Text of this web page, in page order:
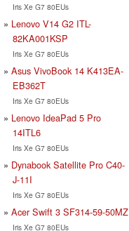
Iris Xe G7 80EUs
Lenovo V14 G2 ITL-
82KA001KSP
Iris Xe G7 80EUs
Asus VivoBook 14 K413EA-
EB362T
Iris Xe G7 80EUs
Lenovo IdeaPad 5 Pro
14ITL6
Iris Xe G7 80EUs
Dynabook Satellite Pro C40-
J-11I
Iris Xe G7 80EUs
Acer Swift 3 SF314-59-50MZ
Iris Xe G7 80EUs